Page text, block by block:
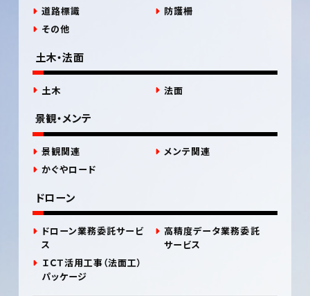
道路標識
防護柵
その他
土木・法面
土木 法面
景観・メンテ
景観関連
メンテ関連
かぐやロード
ドローン
ドローン業務委託サービ
ス
高精度データ業務委託
サービス
ＩＣＴ活用工事（法面工）
パッケージ